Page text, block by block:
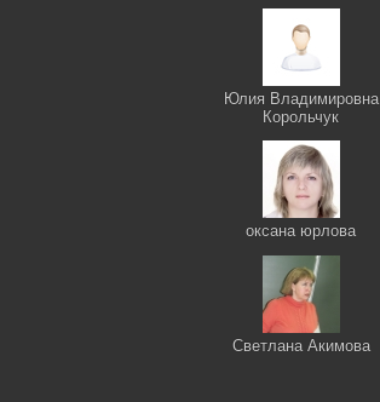
Юлия Владимировна
Корольчук
оксана юрлова
Светлана Акимова